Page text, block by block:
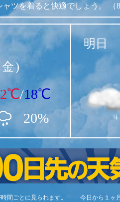
ツを着ると快適でしょう。
金)
/18℃
20%
明日
間ごとに見られます。 今日から１ヶ